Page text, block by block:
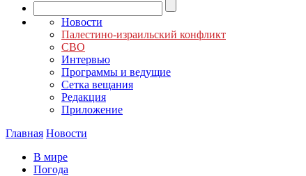
Новости
Палестино-израильский конфликт
СВО
Интервью
Программы и ведущие
Сетка вещания
Редакция
Приложение
Главная Новости
В мире
Погода